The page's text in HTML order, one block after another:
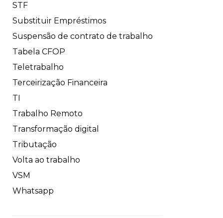
STF
Substituir Empréstimos
Suspensão de contrato de trabalho
Tabela CFOP
Teletrabalho
Terceirização Financeira
TI
Trabalho Remoto
Transformação digital
Tributação
Volta ao trabalho
VSM
Whatsapp